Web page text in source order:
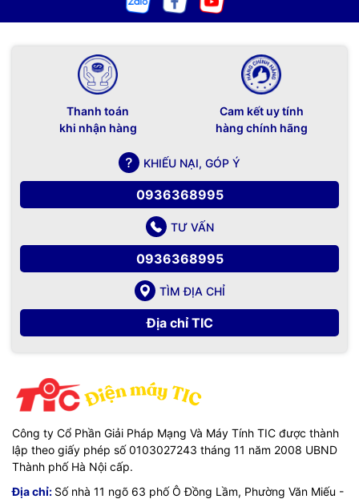
Thanh toán
khi nhận hàng
Cam kết uy tính
hàng chính hãng
KHIẾU NẠI, GÓP Ý
0936368995
TƯ VẤN
0936368995
TÌM ĐỊA CHỈ
Địa chỉ TIC
Công ty Cổ Phần Giải Pháp Mạng Và Máy Tính TIC được thành
lập theo giấy phép số 0103027243 tháng 11 năm 2008 UBND
Thành phố Hà Nội cấp.
Địa chỉ: Số nhà 11 ngõ 63 phố Ô Đồng Lầm, Phường Văn Miếu -